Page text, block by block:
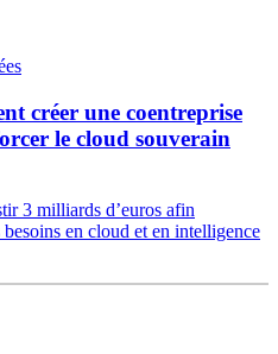
créer une coentreprise
le cloud souverain
3 milliards d’euros afin
en cloud et en intelligence